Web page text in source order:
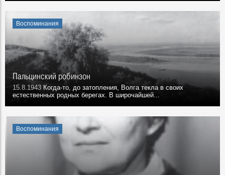
Воспоминания
Пальцинский робинзон
15.8.1943 Когда-то, до затопления, Волга текла в своих
естественных родных берегах. В широчайшей...
Воспоминания